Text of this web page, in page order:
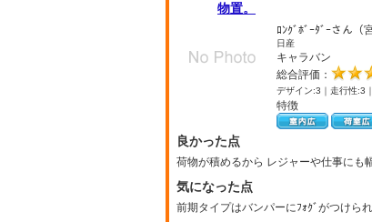
物置。
ﾛﾝｸﾞﾎﾞｰﾀﾞｰさん（
日産
キャラバン
総合評価：
デザイン:3｜走行性:3
特徴
良かった点
荷物が積めるから レジャーや仕事にも
気になった点
前期タイプはバンパーにﾌｫｸﾞがつけら